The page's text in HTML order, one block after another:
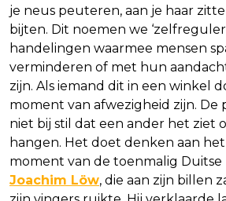
je neus peuteren, aan je haar
bijten. Dit noemen we
handelingen waarmee mensen
verminderen of met hun
zijn. Als iemand dit in een winkel
moment van afwezigheid zijn. De
niet bij stil dat een ander het ziet
hangen. Het doet denken aan
moment van de toenmalig Duitse
Joachim Löw, die aan zijn billen